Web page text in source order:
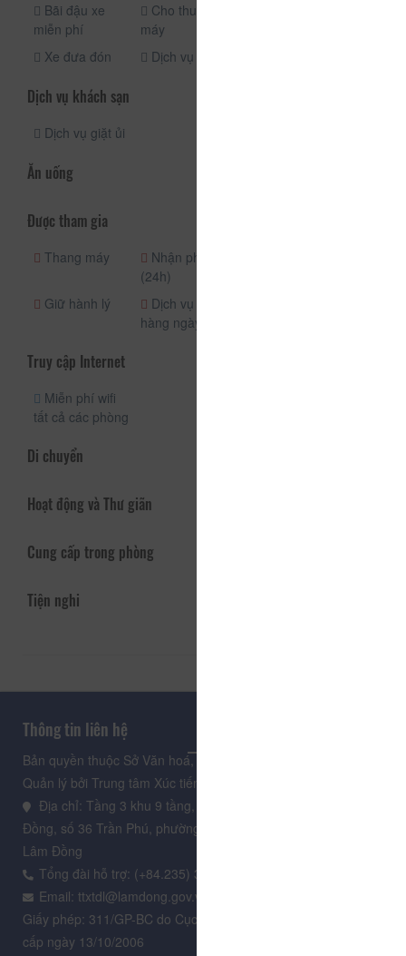
Bãi đậu xe
miễn phí
Cho thuê xe
máy
Xe đưa đón
Dịch vụ taxi
Dịch vụ khách sạn
Dịch vụ giặt ủi
Ăn uống
Được tham gia
Thang máy
Nhận phòng
(24h)
Giữ hành lý
Dịch vụ phòng
hàng ngày
Truy cập Internet
Miễn phí wifi
tất cả các phòng
Di chuyển
Hoạt động và Thư giãn
Cung cấp trong phòng
Tiện nghi
Thông tin liên hệ
Bản quyền thuộc Sở Văn hoá, Thể thao và Du lịch Lâm Đồng.
Quản lý bởi Trung tâm Xúc tiến Du lịch Lâm Đồng
Địa chỉ: Tầng 3 khu 9 tầng, Trung tâm Hành chính tỉnh Lâm
Đồng, số 36 Trần Phú, phường Xuân Hương - Đà Lạt, tỉnh
Lâm Đồng
Tổng đài hỗ trợ: (+84.235) 3.916.961
Email: ttxtdl@lamdong.gov.vn
Giấy phép: 311/GP-BC do Cục Báo chí - Bộ Văn hóa Thông tin
cấp ngày 13/10/2006